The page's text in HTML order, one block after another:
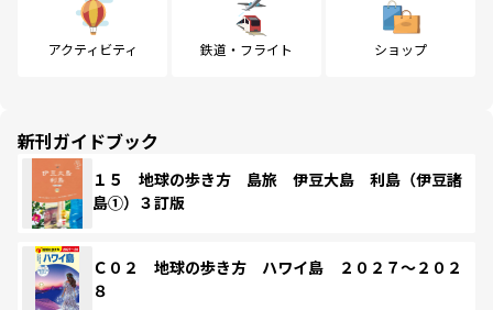
アクティビティ 鉄道・フライト ショップ
新刊ガイドブック
１５ 地球の歩き方 島旅 伊豆大島 利島（伊豆諸
島①）３訂版
Ｃ０２ 地球の歩き方 ハワイ島 ２０２７～２０２
８